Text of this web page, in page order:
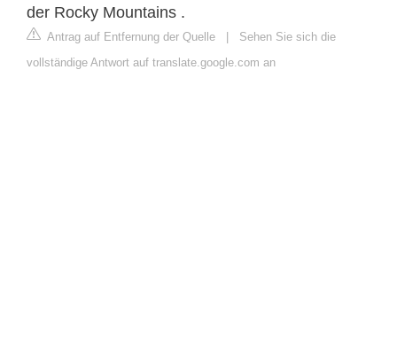
der Rocky Mountains .
Antrag auf Entfernung der Quelle | Sehen Sie sich die
vollständige Antwort auf translate.google.com an